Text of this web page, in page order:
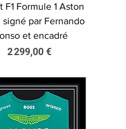
F1 Formule 1 Aston
signé par Fernando
et encadré
Prix
2 299,00 €